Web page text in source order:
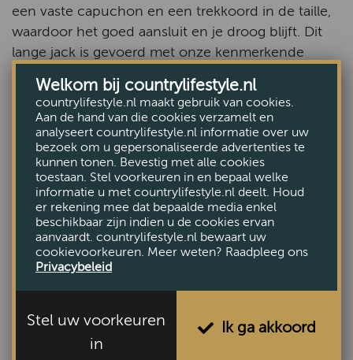
een vaste capuchon en een trekkoord in de taille,
waardoor het goed aansluit en je droog blijft. Dit
lange jack is gevoerd met onze kenmerkende
vakmanschap.
Buitenkant: 75% katoen, 25% polyamide,
membraan: 100% polyurethaan.
Binnenkant: 100% polyester.
Logo op de klep van de linkerzak en badge op het
midden van de achterkant.
Machinewasbaar op 30 °C.
Apart wassen.
Welkom bij countrylifestyle.nl
countrylifestyle.nl maakt gebruik van cookies.
Aan de hand van die cookies verzamelt en
analyseert countrylifestyle.nl informatie over uw
bezoek om u gepersonaliseerde advertenties te
kunnen tonen. Bevestig met alle cookies
toestaan. Stel voorkeuren in en bepaal welke
informatie u met countrylifestyle.nl deelt. Houd
er rekening mee dat bepaalde media enkel
beschikbaar zijn indien u de cookies ervan
aanvaardt. countrylifestyle.nl bewaart uw
cookievoorkeuren. Meer weten? Raadpleeg ons
Privacybeleid
Stel uw voorkeuren
in
Ik ga akkoord